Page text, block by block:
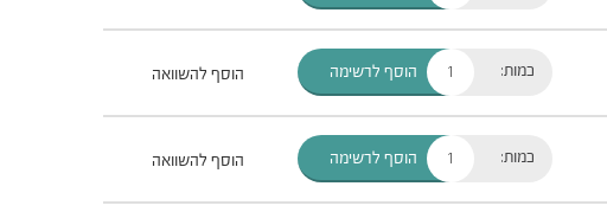
כמות: הוסף לרשימה הוסף להשוואה
כמות: הוסף לרשימה הוסף להשוואה